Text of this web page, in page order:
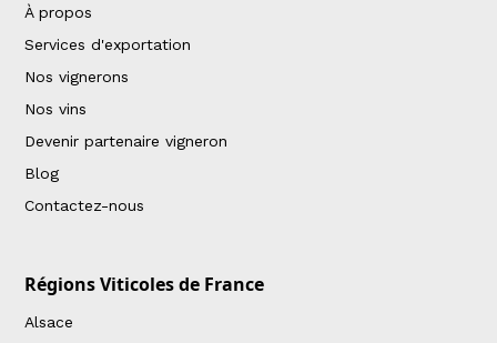
À propos
Services d'exportation
Nos vignerons
Nos vins
Devenir partenaire vigneron
Blog
Contactez-nous
Régions Viticoles de France
Alsace